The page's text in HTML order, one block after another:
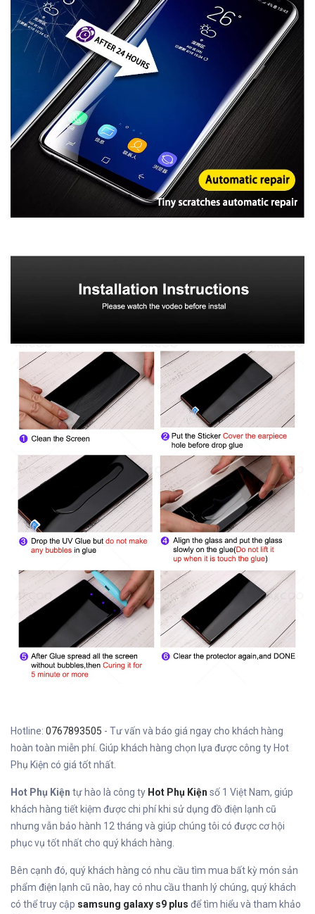
Hotline: 0767893505 - Tư vấn và báo giá ngay cho khách hàng
hoàn toàn miễn phí. Giúp khách hàng chọn lựa được công ty Hot
Phụ Kiện có giá tốt nhất.
Hot Phụ Kiện tự hào là công ty Hot Phụ Kiện số 1 Việt Nam, giúp
khách hàng tiết kiệm được chi phí khi sử dụng đồ điện lạnh cũ
nhưng vẫn bảo hành 12 tháng và giúp chúng tôi có được cơ hội
phục vụ tốt nhất cho quý khách hàng.
Bên cạnh đó, quý khách hàng có nhu cầu tìm mua bất kỳ món sản
phẩm điện lạnh cũ nào, hay có nhu cầu thanh lý chúng, quý khách
có thể truy cập samsung galaxy s9 plus để tìm hiểu và tham khảo